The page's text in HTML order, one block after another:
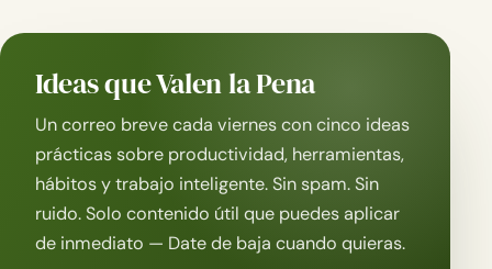
Ideas que Valen la Pena
Un correo breve cada viernes con cinco ideas
prácticas sobre productividad, herramientas,
hábitos y trabajo inteligente. Sin spam. Sin
ruido. Solo contenido útil que puedes aplicar
de inmediato — Date de baja cuando quieras.